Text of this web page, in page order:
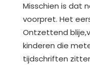
Misschien is dat
voorpret. Het
Ontzettend
kinderen die
tijdschriften